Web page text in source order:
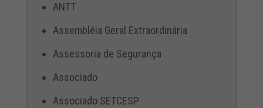
ANTT
Assembléia Geral Extraordinária
Assessoria de Segurança
Associado
Associado SETCESP